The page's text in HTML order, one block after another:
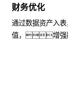
财务优化
通过数据资产入
值，增强